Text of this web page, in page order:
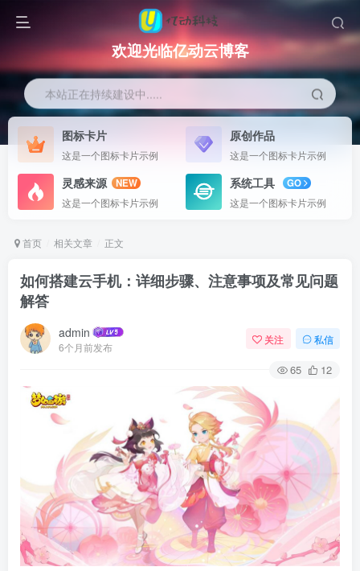
欢迎光临亿动云博客
本站正在持续建设中.....
图标卡片
这是一个图标卡片示例
原创作品
这是一个图标卡片示例
灵感来源
NEW
这是一个图标卡片示例
系统工具
GO
这是一个图标卡片示例
首页 相关文章 正文
如何搭建云手机：详细步骤、注意事项及常见问题
解答
admin
6个月前发布
关注 私信
65 12